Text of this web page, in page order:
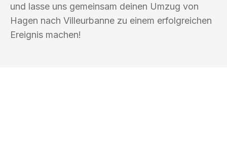
und lasse uns gemeinsam deinen Umzug von
Hagen nach Villeurbanne zu einem erfolgreichen
Ereignis machen!